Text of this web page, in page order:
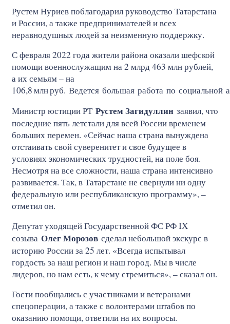
Рустем Нуриев поблагодарил руководство Татарстана
и России, а также предпринимателей и всех
неравнодушных людей за неизменную поддержку.
С февраля 2022 года жители района оказали шефской
помощи военнослужащим на 2 млрд 463 млн рублей,
а их семьям – на
106,8млнруб. Ведется большая работа по
Министр юстиции РТ Рустем Загидуллин заявил, что
последние пять летстали для всей России временем
больших перемен. «Сейчас наша страна вынуждена
отстаивать свой суверенитет и свое будущее в
условиях экономических трудностей, на поле боя.
Несмотря на все сложности, наша страна интенсивно
развивается. Так, в Татарстане не свернули ни одну
федеральную или республиканскую программу», –
отметил он.
Депутат уходящей Государственной ФС РФ IX
созыва Олег Морозов сделал небольшой экскурс в
историю России за 25 лет. «Всегда испытывал
гордость за наш регион и наш город. Мы в числе
лидеров, но нам есть, к чему стремиться», – сказал он.
Гости пообщались с участниками и ветеранами
спецоперации, а также с волонтерами штабов по
оказанию помощи, ответили на их вопросы.